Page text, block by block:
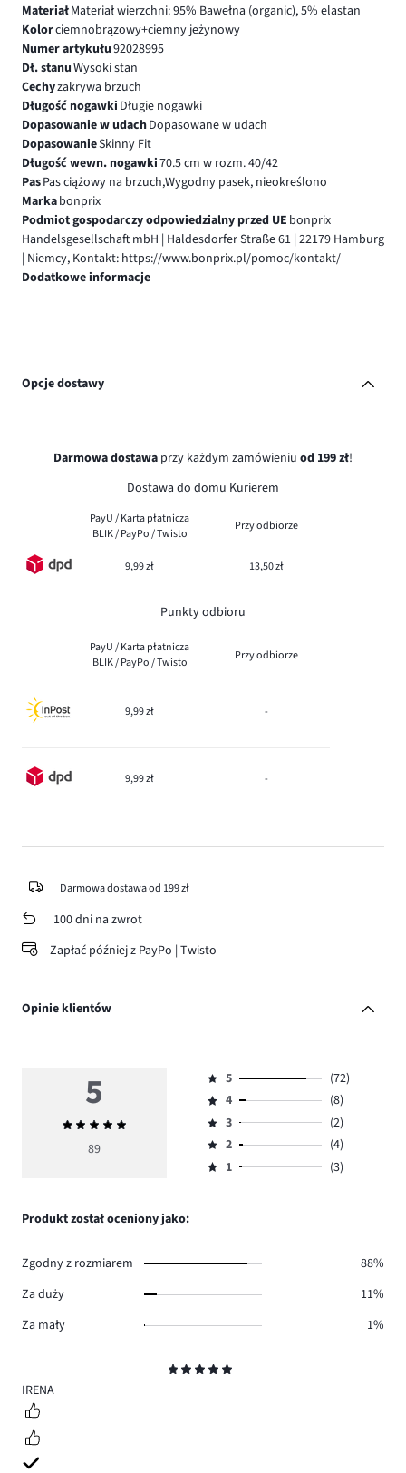
MateriałMateriał wierzchni: 95% Bawełna (organic), 5% elastan
Kolorciemnobrązowy+ciemny jeżynowy
Numer artykułu92028995
Dł. stanuWysoki stan
Cechyzakrywa brzuch
Długość nogawki Długie nogawki
Dopasowanie w udachDopasowane w udach
DopasowanieSkinny Fit
Długość wewn. nogawki70.5 cm w rozm. 40/42
PasPas ciążowy na brzuch,Wygodny pasek, nieokreślono
Markabonprix
Podmiot gospodarczy odpowiedzialny przed UE bonprix
Handelsgesellschaft mbH | Haldesdorfer Straße 61 | 22179 Hamburg
| Niemcy, Kontakt: https://www.bonprix.pl/pomoc/kontakt/
Dodatkowe informacje
Opcje dostawy
Darmowa dostawa przy każdym zamówieniu od 199 zł!
Dostawa do domu Kurierem
PayU / Karta płatnicza
BLIK / PayPo / Twisto
Przy odbiorze
9,99 zł 13,50 zł
Punkty odbioru
PayU / Karta płatnicza
BLIK / PayPo / Twisto
Przy odbiorze
9,99 zł -
9,99 zł -
Darmowa dostawa od 199 zł
100 dni na zwrot
Zapłać później z PayPo | Twisto
Opinie klientów
5
IRENA
5
Średnia
ocena
89
Ocena
5,
ilość
głosów
72.
5
(72)
Ocena
4,
ilość
głosów
4
(8)
Ocena
3,
ilość
3
(2)
Ocena
2,
2
(4)
Ocena
1,
1 (3)
Produkt został oceniony jako:
Zgodny z rozmiarem
88%
Za duży
11%
Za mały
1%